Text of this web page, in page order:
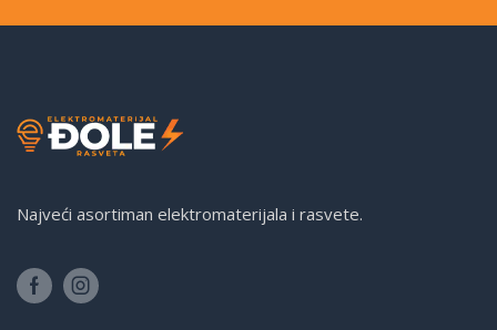
Najveći asortiman elektromaterijala i rasvete.